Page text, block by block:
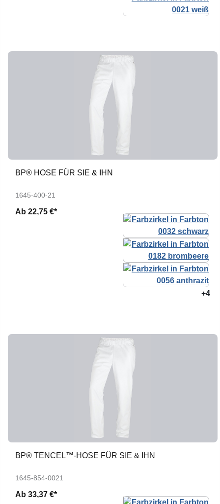
BP® HOSE FÜR SIE & IHN
1645-400-21
Ab 22,75 €*
+4
BP® TENCEL™-HOSE FÜR SIE & IHN
1645-854-0021
Ab 33,37 €*